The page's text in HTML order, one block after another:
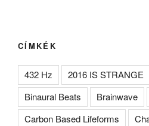
CÍMKÉK
432 Hz 2016 IS STRANGE
Binaural Beats
Brainwave
Carbon Based Lifeforms